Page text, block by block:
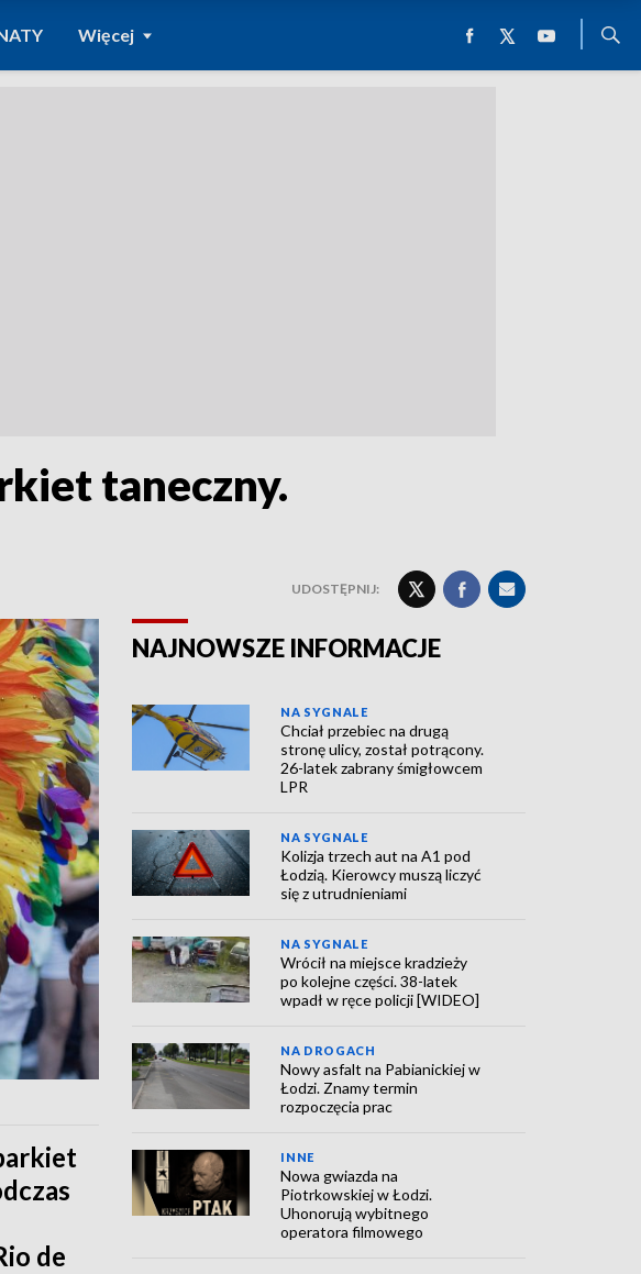
Więcej
taneczny.
UDOSTĘPNIJ:
de
NAJNOWSZE INFORMACJE
NA SYGNALE
Chciał przebiec na drugą
stronę ulicy, został potrącony.
26-latek zabrany śmigłowcem
LPR
NA SYGNALE
Kolizja trzech aut na A1 pod
Łodzią. Kierowcy muszą liczyć
się z utrudnieniami
NA SYGNALE
Wrócił na miejsce kradzieży
po kolejne części. 38-latek
wpadł w ręce policji [WIDEO]
NA DROGACH
Nowy asfalt na Pabianickiej w
Łodzi. Znamy termin
rozpoczęcia prac
INNE
Nowa gwiazda na
Piotrkowskiej w Łodzi.
Uhonorują wybitnego
operatora filmowego